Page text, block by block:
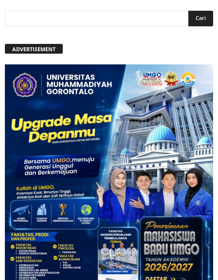
ADVERTISEMENT